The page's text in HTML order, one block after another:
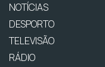
NOTÍCIAS
DESPORTO
TELEVISÃO
RÁDIO